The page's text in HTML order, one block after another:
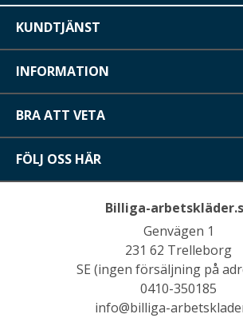
KUNDTJÄNST
INFORMATION
BRA ATT VETA
FÖLJ OSS HÄR
Billiga-
Genvägen 1
231 62 Trelleborg
SE (ingen försäljning på
0410-350185
info@billiga-